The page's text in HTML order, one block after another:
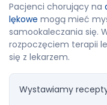
Pacjenci chorujący na
lękowe mogą mieć
samookaleczania się.
rozpoczęciem terapii
się z lekarzem.
Wystawiamy